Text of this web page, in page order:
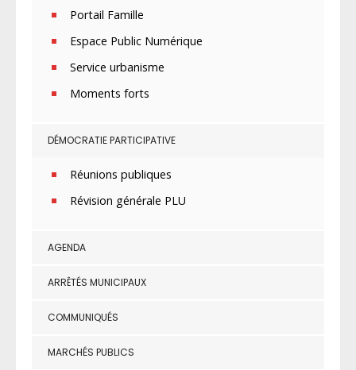
Portail Famille
Espace Public Numérique
Service urbanisme
Moments forts
DÉMOCRATIE PARTICIPATIVE
Réunions publiques
Révision générale PLU
AGENDA
ARRÊTÉS MUNICIPAUX
COMMUNIQUÉS
MARCHÉS PUBLICS